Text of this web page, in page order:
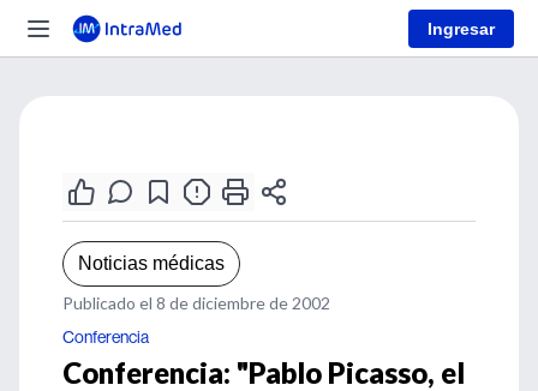
Ingresar
Noticias médicas
Publicado el 8 de diciembre de 2002
Conferencia
Conferencia: "Pablo Picasso, el